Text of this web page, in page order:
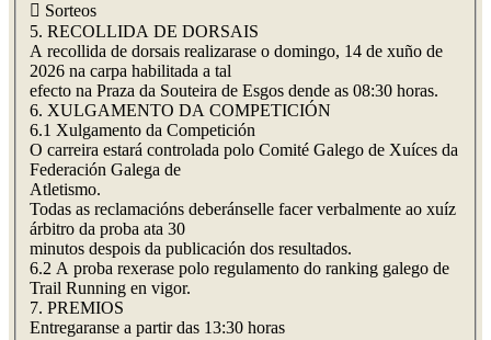
 Sorteos
5. RECOLLIDA DE DORSAIS
A recollida de dorsais realizarase o domingo, 14 de xuño de
2026 na carpa habilitada a tal
efecto na Praza da Souteira de Esgos dende as 08:30 horas.
6. XULGAMENTO DA COMPETICIÓN
6.1 Xulgamento da Competición
O carreira estará controlada polo Comité Galego de Xuíces da
Federación Galega de
Atletismo.
Todas as reclamacións deberánselle facer verbalmente ao xuíz
árbitro da proba ata 30
minutos despois da publicación dos resultados.
6.2 A proba rexerase polo regulamento do ranking galego de
Trail Running en vigor.
7. PREMIOS
Entregaranse a partir das 13:30 horas